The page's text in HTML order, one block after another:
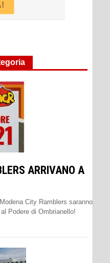
ARRIVANO A
City Ramblers saranno
Podere di Ombrianello!